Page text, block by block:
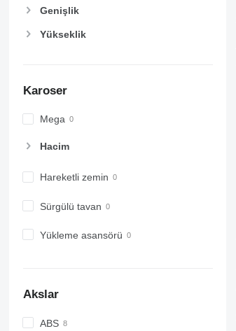
Genişlik
Yükseklik
Karoser
Mega
Hacim
Hareketli zemin
Sürgülü tavan
Yükleme asansörü
Akslar
ABS